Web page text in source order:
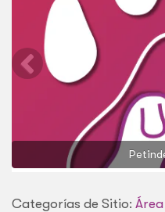
Categorías de Sitio: